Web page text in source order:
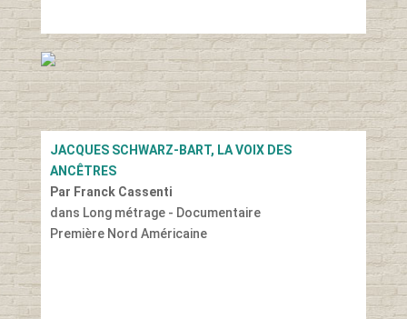
JACQUES SCHWARZ-BART, LA VOIX DES
ANCÊTRES
Par Franck Cassenti
dans Long métrage - Documentaire
Première Nord Américaine